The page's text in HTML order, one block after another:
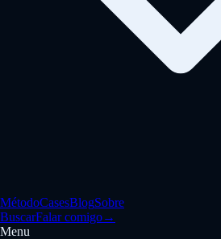
MétodoCasesBlogSobre
BuscarFalar comigo→
Menu